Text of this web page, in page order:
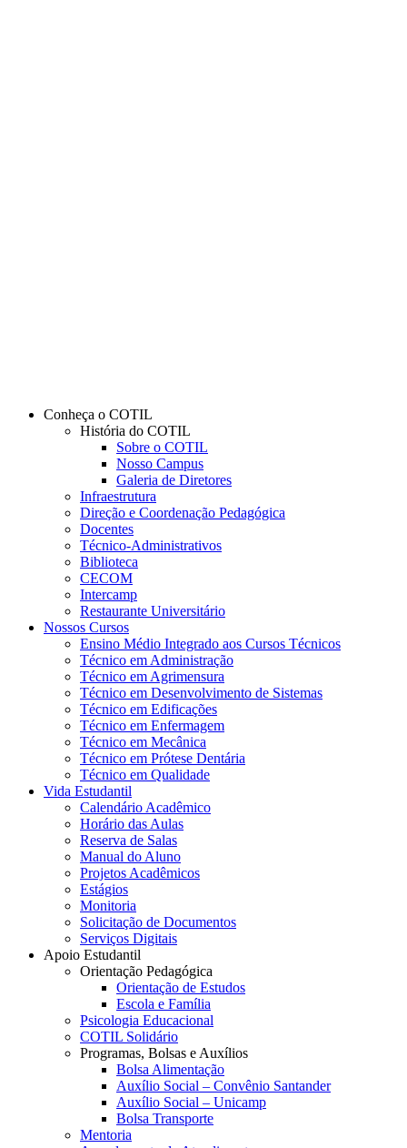
Conheça o COTIL
História do COTIL
Sobre o COTIL
Nosso Campus
Galeria de Diretores
Infraestrutura
Direção e Coordenação Pedagógica
Docentes
Técnico-Administrativos
Biblioteca
CECOM
Intercamp
Restaurante Universitário
Nossos Cursos
Ensino Médio Integrado aos Cursos Técnicos
Técnico em Administração
Técnico em Agrimensura
Técnico em Desenvolvimento de Sistemas
Técnico em Edificações
Técnico em Enfermagem
Técnico em Mecânica
Técnico em Prótese Dentária
Técnico em Qualidade
Vida Estudantil
Calendário Acadêmico
Horário das Aulas
Reserva de Salas
Manual do Aluno
Projetos Acadêmicos
Estágios
Monitoria
Solicitação de Documentos
Serviços Digitais
Apoio Estudantil
Orientação Pedagógica
Orientação de Estudos
Escola e Família
Psicologia Educacional
COTIL Solidário
Programas, Bolsas e Auxílios
Bolsa Alimentação
Auxílio Social – Convênio Santander
Auxílio Social – Unicamp
Bolsa Transporte
Mentoria